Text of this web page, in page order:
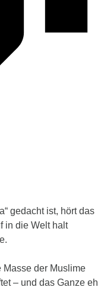
gedacht ist, hört das
in die Welt halt
Masse der Muslime
– und das Ganze eh